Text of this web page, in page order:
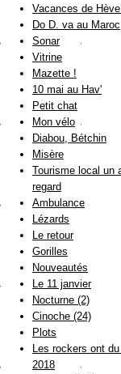
Vacances de
Do D. va au Maroc
Sonar
Vitrine
Mazette !
10 mai au Hav'
Petit chat
Mon vélo
Diabou, Bétchin
Misère
Tourisme local un
regard
Ambulance
Lézards
Le retour
Gorilles
Nouveautés
Le 11 janvier
Nocturne (2)
Cinoche (24)
Plots
Les rockers ont
2018